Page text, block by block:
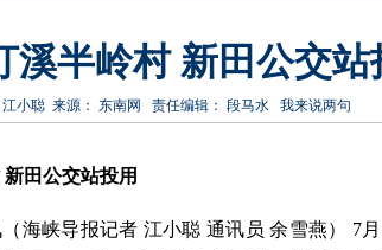
溪半岭村 新田公交站
小聪 来源： 东南网 责任编辑： 段马水 我来说两句
田公交站投用
海峡导报记者 江小聪 通讯员 余雪燕） 7